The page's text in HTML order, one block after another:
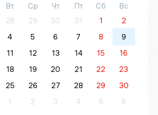
Вт Ср Чт Пт Сб
Вс
28 29 30 31 1
2
4 5 6 7 8
9
11 12 13 14 15
16
18 19 20 21 22
23
25 26 27 28 29
30
1 2 3 4 5 6